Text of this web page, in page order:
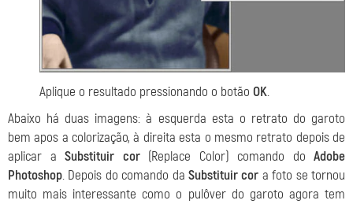
Aplique o resultado pressionando o botão OK.
Abaixo há duas imagens: à esquerda esta o retrato do garoto
bem apos a colorização, à direita esta o mesmo retrato depois de
aplicar a Substituir cor(Replace Color) comando do Adobe
Photoshop. Depois do comando da Substituir cor a foto se tornou
muito mais interessante como o pulôver do garoto agora tem